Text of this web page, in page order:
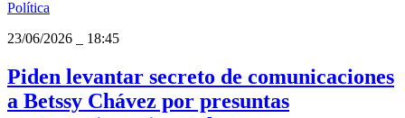
Política
23/06/2026
18:45
Piden levantar secreto de comunicaciones
a Betssy Chávez por presuntas